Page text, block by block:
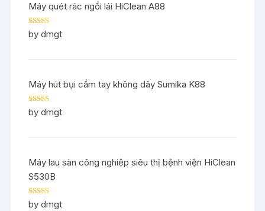
Máy quét rác ngồi lái HiClean A88
Rated5out
of 5
by dmgt
Máy hút bụi cầm tay không dây Sumika K88
Rated5out
of 5
by dmgt
Máy lau sàn công nghiệp siêu thị bệnh viện HiClean
S530B
Rated5out
by dmgt